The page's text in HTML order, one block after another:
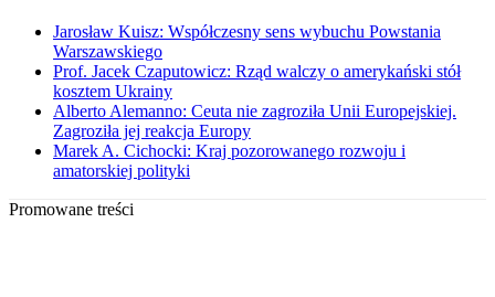
Jarosław Kuisz: Współczesny sens wybuchu Powstania
Warszawskiego
Prof. Jacek Czaputowicz: Rząd walczy o amerykański stół
kosztem Ukrainy
Alberto Alemanno: Ceuta nie zagroziła Unii Europejskiej.
Zagroziła jej reakcja Europy
Marek A. Cichocki: Kraj pozorowanego rozwoju i
amatorskiej polityki
Promowane treści